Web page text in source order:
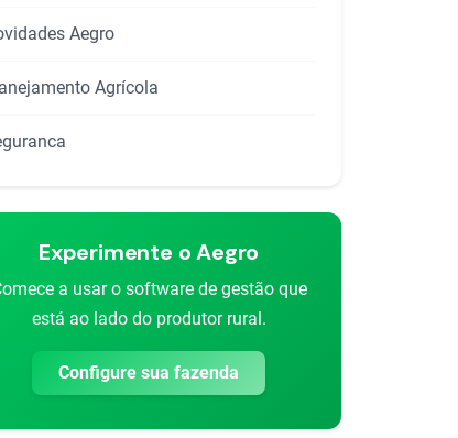
Aegro
Agrícola
Experimente o Aegro
a usar o software de gestão que
está ao lado do produtor rural.
Configure sua fazenda